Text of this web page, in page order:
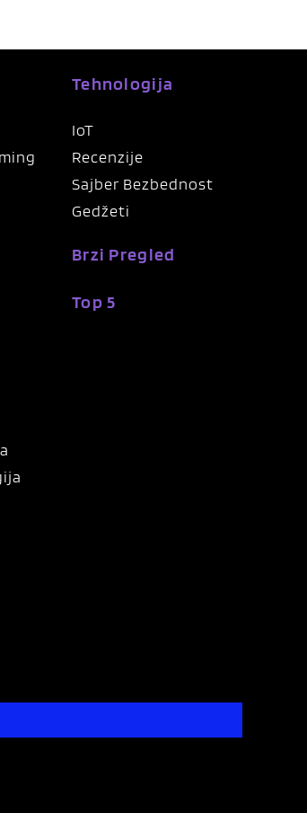
Tehnologija
IoT
Recenzije
Sajber Bezbednost
Gedžeti
Brzi Pregled
Top 5